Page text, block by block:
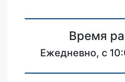
Время
Ежедневно, с